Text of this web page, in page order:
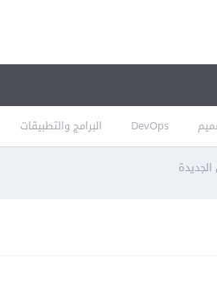
DevOps البرامج والتطبيقات